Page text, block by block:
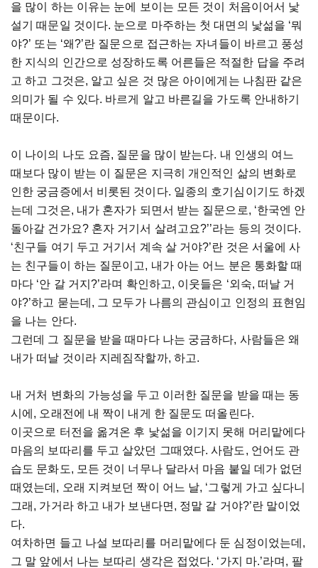
을 많이 하는 이유는 눈에 보이는 모든 것이 처음이어서 낯
설기 때문일 것이다. 눈으로 마주하는 첫 대면의 낯섦을 ‘뭐
야?’ 또는 ‘왜?’란 질문으로 접근하는 자녀들이 바르고 풍성
한 지식의 인간으로 성장하도록 어른들은 적절한 답을 주려
고 하고 그것은, 알고 싶은 것 많은 아이에게는 나침판 같은
의미가 될 수 있다. 바르게 알고 바른길을 가도록 안내하기
때문이다.
이 나이의 나도 요즘, 질문을 많이 받는다. 내 인생의 여느
때보다 많이 받는 이 질문은 지극히 개인적인 삶의 변화로
인한 궁금증에서 비롯된 것이다. 일종의 호기심이기도 하겠
는데 그것은, 내가 혼자가 되면서 받는 질문으로, ‘한국엔 안
돌아갈 건가요? 혼자 거기서 살려고요?’’라는 등의 것이다.
‘친구들 여기 두고 거기서 계속 살 거야?’란 것은 서울에 사
는 친구들이 하는 질문이고, 내가 아는 어느 분은 통화할 때
마다 ‘안 갈 거지?’라며 확인하고, 이웃들은 ‘외숙, 떠날 거
야?’하고 묻는데, 그 모두가 나름의 관심이고 인정의 표현임
을 나는 안다.
그런데 그 질문을 받을 때마다 나는 궁금하다, 사람들은 왜
내가 떠날 것이라 지레짐작할까, 하고.
내 거처 변화의 가능성을 두고 이러한 질문을 받을 때는 동
시에, 오래전에 내 짝이 내게 한 질문도 떠올린다.
이곳으로 터전을 옮겨온 후 낯섦을 이기지 못해 머리맡에다
마음의 보따리를 두고 살았던 그때였다. 사람도, 언어도 관
습도 문화도, 모든 것이 너무나 달라서 마음 붙일 데가 없던
때였는데, 오래 지켜보던 짝이 어느 날, ‘그렇게 가고 싶다니
그래, 가거라 하고 내가 보낸다면, 정말 갈 거야?’란 말이었
다.
여차하면 들고 나설 보따리를 머리맡에다 둔 심정이었는데,
그 말 앞에서 나는 보따리 생각은 접었다. ‘가지 마.’라며, 팔